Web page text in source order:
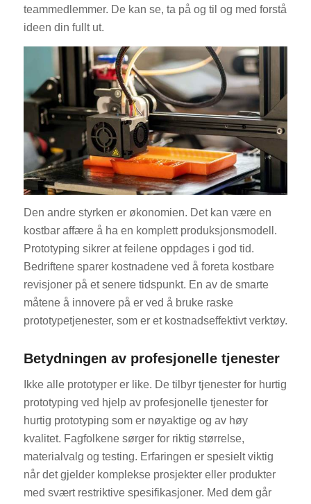
teammedlemmer. De kan se, ta på og til og med forstå
ideen din fullt ut.
Den andre styrken er økonomien. Det kan være en
kostbar affære å ha en komplett produksjonsmodell.
Prototyping sikrer at feilene oppdages i god tid.
Bedriftene sparer kostnadene ved å foreta kostbare
revisjoner på et senere tidspunkt. En av de smarte
måtene å innovere på er ved å bruke raske
prototypetjenester, som er et kostnadseffektivt verktøy.
Betydningen av profesjonelle tjenester
Ikke alle prototyper er like. De tilbyr tjenester for hurtig
prototyping ved hjelp av profesjonelle tjenester for
hurtig prototyping som er nøyaktige og av høy
kvalitet. Fagfolkene sørger for riktig størrelse,
materialvalg og testing. Erfaringen er spesielt viktig
når det gjelder komplekse prosjekter eller produkter
med svært restriktive spesifikasjoner. Med dem går